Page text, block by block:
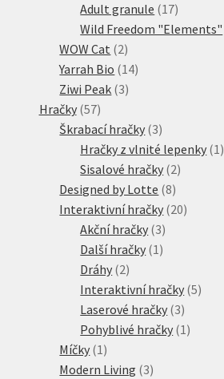
Adult granule 1717
produktů
Wild Freedom "Elements"
WOW Cat 22
produkty
Yarrah Bio 1414
Ziwi Peak 33
Hračky 5757
produktů
Škrabací hračky 33
produkty
Hračky z vlnité lepenky 1 1
Sisalové hračky 22
Designed by Lotte 88
produktů
Interaktivní hračky 2020
Akční hračky 33
produkty
Další hračky 1 1
Dráhy 22
produkty
Interaktivní hračky 55
Laserové hračky 33
produkty
Pohyblivé hračky 1 1
Míčky 1 1
produkt
Modern Living 33